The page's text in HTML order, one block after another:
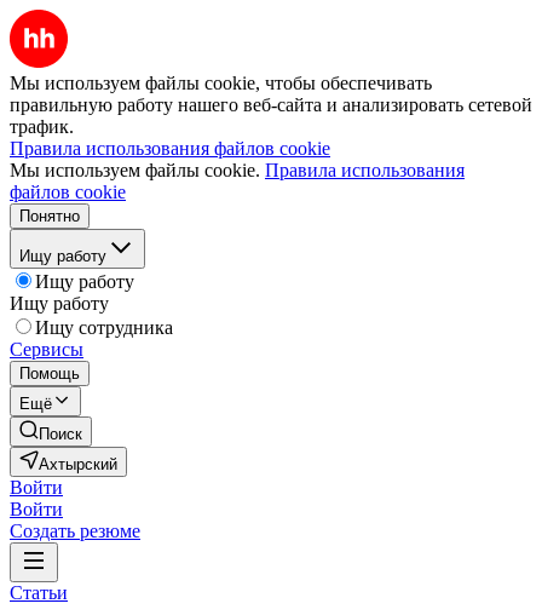
Мы используем файлы cookie, чтобы обеспечивать
правильную работу нашего веб-сайта и анализировать сетевой
трафик.
Правила использования файлов cookie
Мы используем файлы cookie. Правила использования
файлов cookie
Понятно
Ищу работу
Ищу работу
Ищу работу
Ищу сотрудника
Сервисы
Помощь
Ещё
Поиск
Ахтырский
Войти
Войти
Создать резюме
Статьи